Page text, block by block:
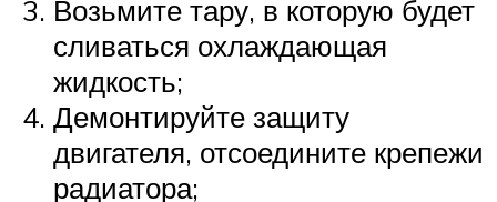
Возьмите тару, в которую будет
сливаться охлаждающая
жидкость;
Демонтируйте защиту
двигателя, отсоедините крепежи
радиатора;